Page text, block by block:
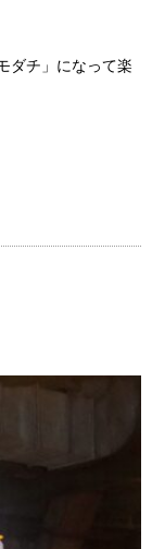
ダチ」になって楽